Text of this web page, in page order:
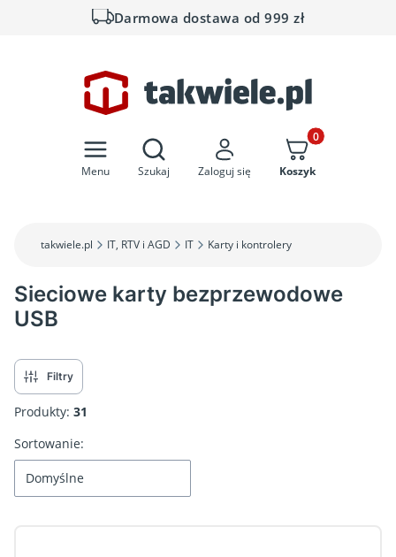
Darmowa dostawa od 999 zł
Menu
Otwórz wyszukiwarkę
Szukaj Zaloguj się
Produkty w
Koszyk
takwiele.pl IT, RTV i AGD IT Karty i kontrolery
Sieciowe karty bezprzewodowe
USB
Filtry
Produkty: 31
Lista produktów
Sortowanie:
Domyślne